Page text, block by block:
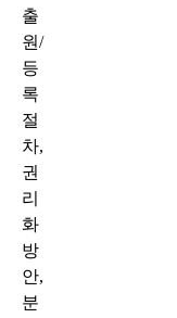
출
원/
등
록
절
차,
권
리
화
방
안,
분